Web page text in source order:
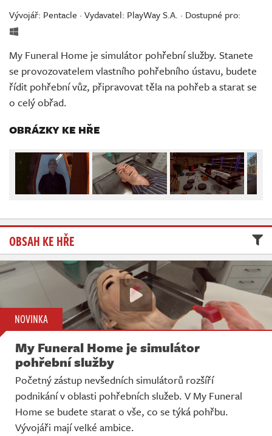
Redakce
Živě
Vývojář: Pentacle · Vydavatel: PlayWay S.A. · Dostupné pro:
My Funeral Home je simulátor pohřební služby. Stanete
se provozovatelem vlastního pohřebního ústavu, budete
řídit pohřební vůz, připravovat těla na pohřeb a starat se
o celý obřad.
OBRÁZKY KE HŘE
OBSAH KE HŘE
NOVINKA
My Funeral Home je simulátor
pohřební služby
Početný zástup nevšedních simulátorů rozšíří
podnikání v oblasti pohřebních služeb. V My Funeral
Home se budete starat o vše, co se týká pohřbu.
Vývojáři mají velké ambice.